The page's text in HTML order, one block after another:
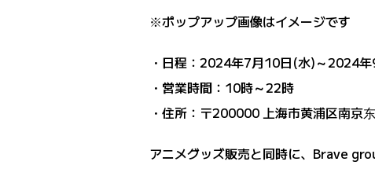
※ポップアップ画像はイメージです
・日程：2024年7月10日(水)～2024
・営業時間：10時～22時
・住所：〒200000 上海市黄浦区南京
アニメグッズ販売と同時に、Brave